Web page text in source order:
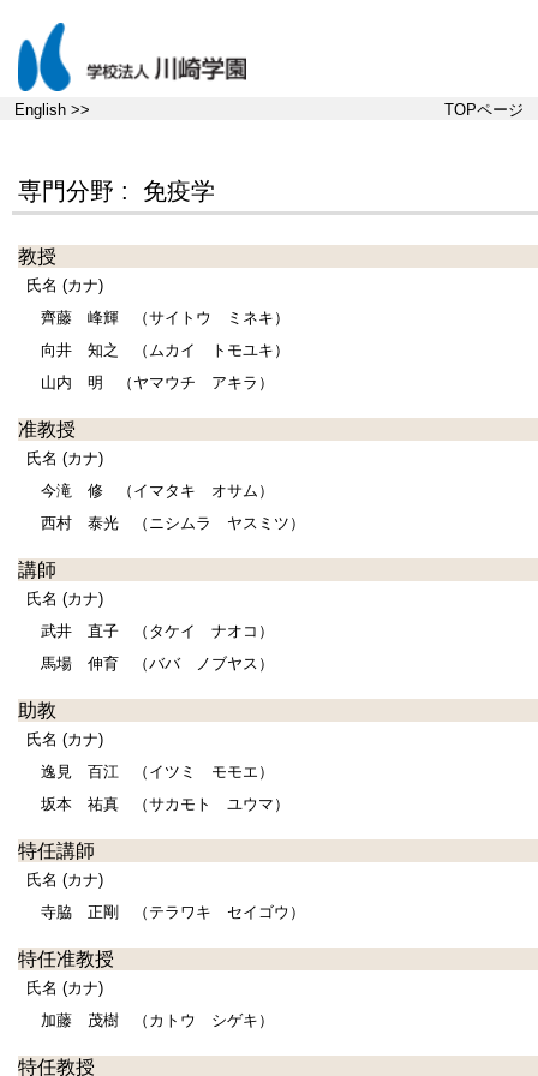
English >> TOPページ
専門分野 : 免疫学
教授
氏名 (カナ)
齊藤 峰輝
（サイトウ ミネキ）
向井 知之
（ムカイ トモユキ）
山内 明
（ヤマウチ アキラ）
准教授
氏名 (カナ)
今滝 修
（イマタキ オサム）
西村 泰光
（ニシムラ ヤスミツ）
講師
氏名 (カナ)
武井 直子
（タケイ ナオコ）
馬場 伸育
（ババ ノブヤス）
助教
氏名 (カナ)
逸見 百江
（イツミ モモエ）
坂本 祐真
（サカモト ユウマ）
特任講師
氏名 (カナ)
寺脇 正剛
（テラワキ セイゴウ）
特任准教授
氏名 (カナ)
加藤 茂樹
（カトウ シゲキ）
特任教授